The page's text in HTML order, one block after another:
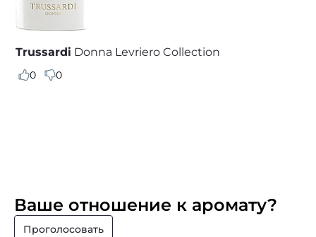
Trussardi Donna Levriero Collection
0 0
Ваше отношение к аромату?
Проголосовать